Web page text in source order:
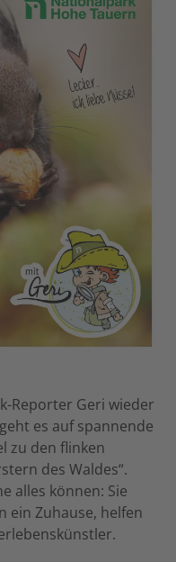
Reporter Geri wieder
es auf spannende
zu den flinken
des Waldes“.
alles können: Sie
ein Zuhause, helfen